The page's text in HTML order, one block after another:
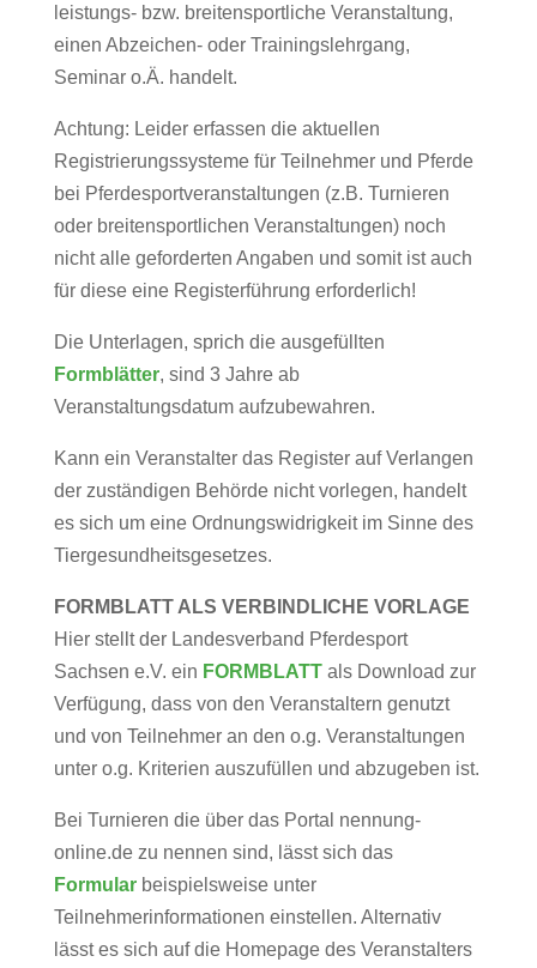
leistungs- bzw. breitensportliche Veranstaltung,
einen Abzeichen- oder Trainingslehrgang,
Seminar o.Ä. handelt.
Achtung: Leider erfassen die aktuellen
Registrierungssysteme für Teilnehmer und Pferde
bei Pferdesportveranstaltungen (z.B. Turnieren
oder breitensportlichen Veranstaltungen) noch
nicht alle geforderten Angaben und somit ist auch
für diese eine Registerführung erforderlich!
Die Unterlagen, sprich die ausgefüllten
Formblätter, sind 3 Jahre ab
Veranstaltungsdatum aufzubewahren.
Kann ein Veranstalter das Register auf Verlangen
der zuständigen Behörde nicht vorlegen, handelt
es sich um eine Ordnungswidrigkeit im Sinne des
Tiergesundheitsgesetzes.
FORMBLATT ALS VERBINDLICHE VORLAGE
Hier stellt der Landesverband Pferdesport
Sachsen e.V. ein FORMBLATTals Download zur
Verfügung, dass von den Veranstaltern genutzt
und von Teilnehmer an den o.g. Veranstaltungen
unter o.g. Kriterien auszufüllen und abzugeben ist.
Bei Turnieren die über das Portal nennung-
online.de zu nennen sind, lässt sich das
Formularbeispielsweise unter
Teilnehmerinformationen einstellen. Alternativ
lässt es sich auf die Homepage des Veranstalters